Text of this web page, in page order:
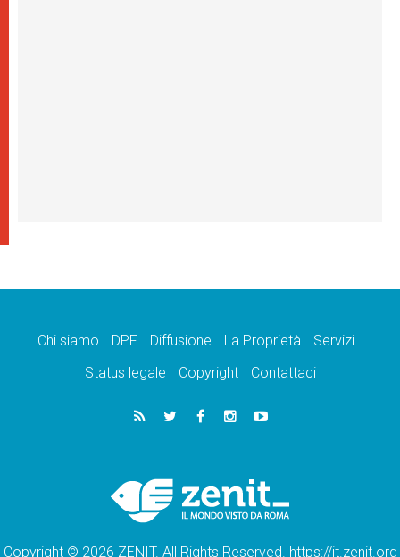
Chi siamo DPF Diffusione La Proprietà
Servizi
Status legale
Copyright Contattaci
Copyright © 2026 ZENIT. All Rights Reserved. https://it.zenit.org